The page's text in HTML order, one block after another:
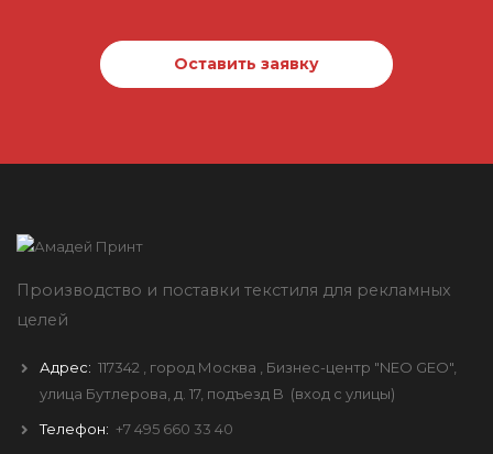
Оставить заявку
Производство и поставки текстиля для рекламных
целей
Адрес: 117342 , город Москва
, Бизнес-центр "NEO GEO",
улица Бутлерова, д. 17, подъезд B (вход с улицы)
Телефон: +7 495 660 33 40